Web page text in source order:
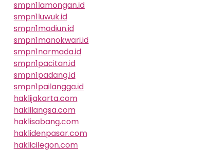
smpn1lamongan.id
smpn1luwuk.id
smpn1madiun.id
smpn1manokwari.id
smpn1narmada.id
smpn1pacitan.id
smpn1padang.id
smpn1pailangga.id
haklijakarta.com
haklilangsa.com
haklisabang.com
haklidenpasar.com
haklicilegon.com